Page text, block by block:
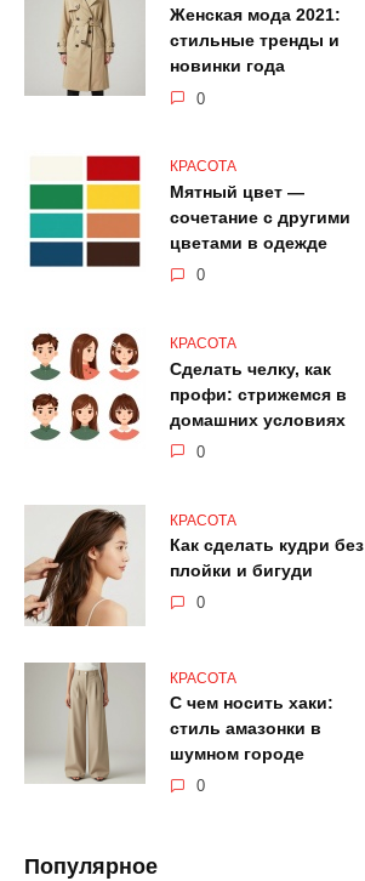
Женская мода 2021:
стильные тренды и
новинки года
0
КРАСОТА
Мятный цвет —
сочетание с другими
цветами в одежде
0
КРАСОТА
Сделать челку, как
профи: стрижемся в
домашних условиях
0
КРАСОТА
Как сделать кудри без
плойки и бигуди
0
КРАСОТА
С чем носить хаки:
стиль амазонки в
шумном городе
0
Популярное